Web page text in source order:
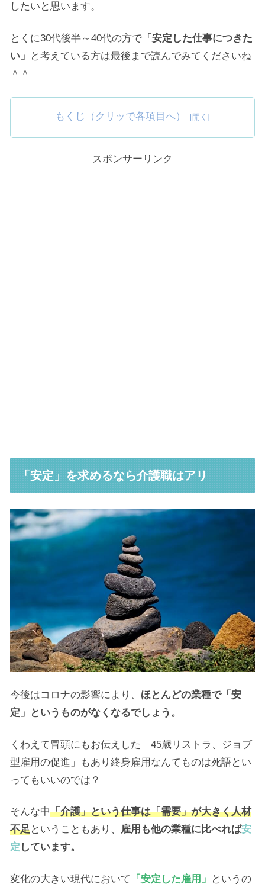
したいと思います。
とくに30代後半～40代の方で 「安定した仕事につきた
い」
と考えている方は最後まで読んでみてくださいね
＾＾
もくじ（クリッで各項目へ）
スポンサーリンク
「安定」を求めるなら介護職はアリ
今後はコロナの影響により、 ほとんどの業種で「安
定」というものがなくなるでしょう。
くわえて冒頭にもお伝えした「45歳リストラ、ジョブ
型雇用の促進」もあり終身雇用なんてものは死語とい
ってもいいのでは？
そんな中「介護」という仕事は「需要」が大きく人材
不足ということもあり、 雇用も他の業種に比べれば安
定 しています。
変化の大きい現代において 「安定した雇用」 というの